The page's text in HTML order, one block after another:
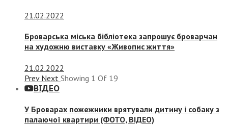
21.02.2022
Броварська міська бібліотека запрошує броварчан
на художню виставку «Живопис життя»
21.02.2022
Prev Next Showing 1 Of 19
ВІДЕО
У Броварах пожежники врятували дитину і собаку з
палаючої квартири (ФОТО, ВІДЕО)